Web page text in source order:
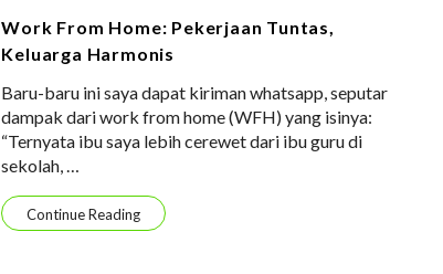
Work From Home: Pekerjaan Tuntas,
Keluarga Harmonis
Baru-baru ini saya dapat kiriman whatsapp, seputar
dampak dari work from home (WFH) yang isinya:
“Ternyata ibu saya lebih cerewet dari ibu guru di
sekolah,…
Continue Reading